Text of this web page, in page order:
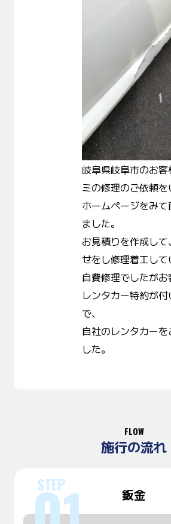
岐阜県岐阜市のお
ミの修理のご依頼
ホームページをみ
ました。
お見積りを作成し
せをし修理着工して
自費修理でしたが
レンタカー特約が
で、
自社のレンタカー
した。
FLOW
施行の流れ
鈑金